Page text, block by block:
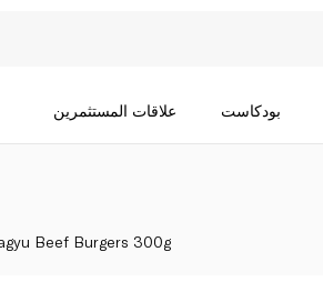
بودكاست علاقات المستثمرين
Beef Burgers 300g